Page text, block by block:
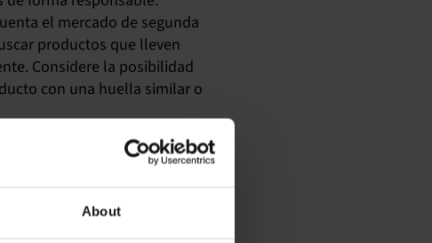
About
el mercado de segunda
productos que lleven
Considere la posibilidad
con una huella similar o
pueden reutilizarse o
ampliada del
serán tratados de
de basura habitual.